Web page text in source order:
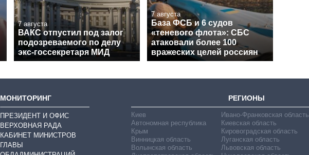
7 августа
ВАКС отпустил под залог
подозреваемого по делу
экс-госсекретаря МИД
7 августа
База ФСБ и 6 судов
«теневого флота»: СБС
атаковали более 100
вражеских целей россиян
МОНИТОРИНГ
ПРЕЗИДЕНТ И ОФИС
ВЕРХОВНАЯ РАДА
КАБИНЕТ МИНИСТРОВ
ГЛАВЫ
РЕГИОНЫ
Киев
Автономная республика
Крым
Винницкая область
Волынская область
Ивано-Франковская область
Киевская область
Кировоградская область
Луганская область
Львовская область